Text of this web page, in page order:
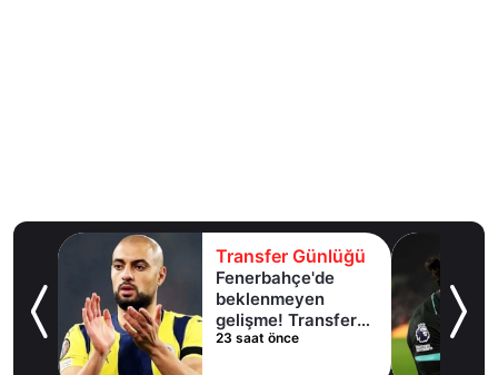
Transfer Günlüğü
Fenerbahçe'de
beklenmeyen
gelişme! Transfer
iptal oldu
23 saat önce